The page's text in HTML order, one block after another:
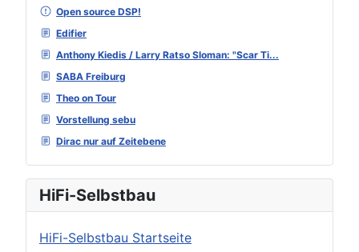
Open source DSP!
Edifier
Anthony Kiedis / Larry Ratso Sloman: "Scar Ti...
SABA Freiburg
Theo on Tour
Vorstellung sebu
Dirac nur auf Zeitebene
HiFi-Selbstbau
HiFi-Selbstbau Startseite